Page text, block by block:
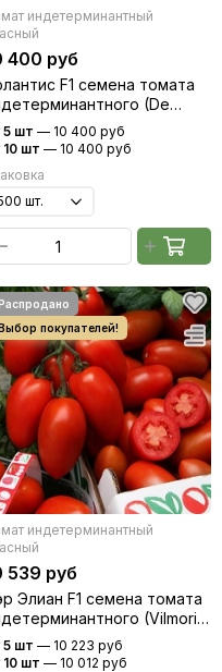
индетерминантный
400 руб
F1 семена томата
(De
Seeds / Де Ройтер
5 шт — 10 400 руб
10 шт — 10 400 руб
индетерминантный
539 руб
Элиан F1 семена томата
(Vilmorin
5 шт — 10 223 руб
10 шт — 10 012 руб